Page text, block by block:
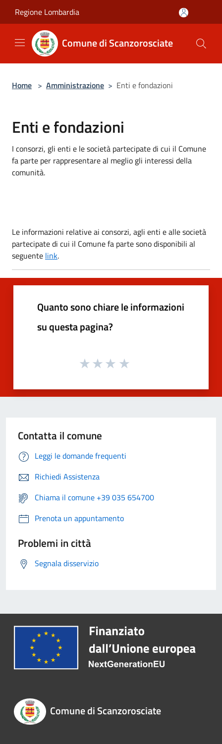
Regione Lombardia
Comune di Scanzorosciate
Home > Amministrazione > Enti e fondazioni
Enti e fondazioni
I consorzi, gli enti e le società partecipate di cui il Comune
fa parte per rappresentare al meglio gli interessi della
comunità.
Le informazioni relative ai consorzi, agli enti e alle società
partecipate di cui il Comune fa parte sono disponibili al
seguente link.
Quanto sono chiare le informazioni
su questa pagina?
Contatta il comune
Leggi le domande frequenti
Richiedi Assistenza
Chiama il comune +39 035 654700
Prenota un appuntamento
Problemi in città
Segnala disservizio
Comune di Scanzorosciate